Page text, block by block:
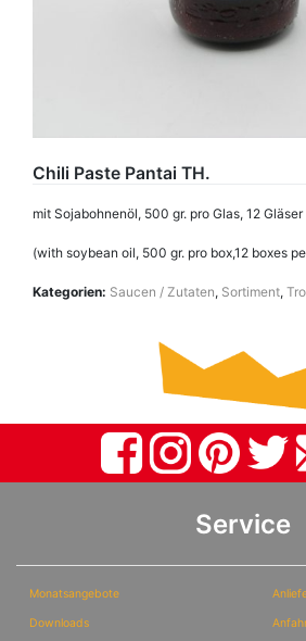
Chili Paste Pantai TH.
mit Sojabohnenöl, 500 gr. pro Glas, 12
(with soybean oil, 500 gr. pro box,12 boxes
Kategorien: Saucen / Zutaten, Sortiment,
Service
Monatsangebote
Downloads